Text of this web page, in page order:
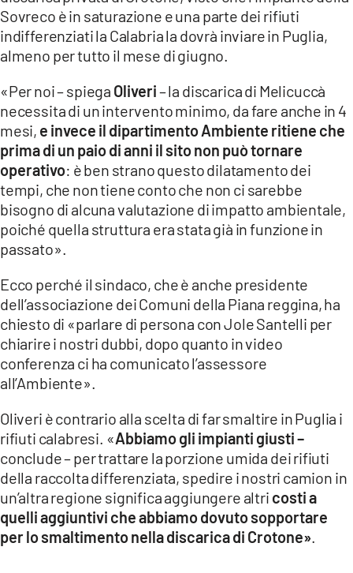
COSENZACHANNEL.IT
ILVIBONESE.IT
LACAPITALENEWS.IT
App
ANDROID
APPLE
Sovreco è in saturazione e una parte dei rifiuti
indifferenziati la Calabria la dovrà inviare in Puglia,
almeno per tutto il mese di giugno.
«Per noi – spiega Oliveri– la discarica di Melicuccà
necessita di un intervento minimo, da fare anche in 4
mesi, e invece il dipartimento Ambiente ritiene che
prima di un paio di anni il sito non può tornare
operativo: è ben strano questo dilatamento dei
tempi, che non tiene conto che non ci sarebbe
bisogno di alcuna valutazione di impatto ambientale,
poiché quella struttura era stata già in funzione in
passato».
Ecco perché il sindaco, che è anche presidente
dell’associazione dei Comuni della Piana reggina, ha
chiesto di «parlare di persona con Jole Santelli per
chiarire i nostri dubbi, dopo quanto in video
conferenza ci ha comunicato l’assessore
all’Ambiente».
Oliveri è contrario alla scelta di far smaltire in Puglia i
rifiuti calabresi. «Abbiamo gli impianti giusti –
conclude – per trattare la porzione umida dei rifiuti
della raccolta differenziata, spedire i nostri camion in
un’altra regione significa aggiungere altri costi a
quelli aggiuntivi che abbiamo dovuto sopportare
per lo smaltimento nella discarica di Crotone».